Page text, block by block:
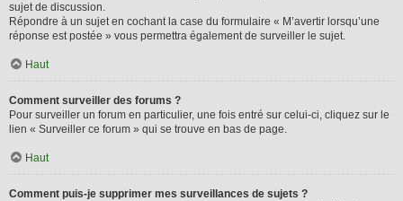
sujet de discussion.
Répondre à un sujet en cochant la case du formulaire « M’avertir lorsqu’une
réponse est postée » vous permettra également de surveiller le sujet.
Haut
Comment surveiller des forums ?
Pour surveiller un forum en particulier, une fois entré sur celui-ci, cliquez sur le
lien « Surveiller ce forum » qui se trouve en bas de page.
Haut
Comment puis-je supprimer mes surveillances de sujets ?